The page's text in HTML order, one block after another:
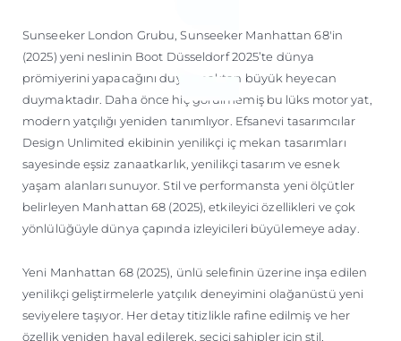
Sunseeker London Grubu, Sunseeker Manhattan 68'in
(2025) yeni neslinin Boot Düsseldorf 2025’te dünya
prömiyerini yapacağını duyurmaktan büyük heyecan
duymaktadır. Daha önce hiç görülmemiş bu lüks motor yat,
modern yatçılığı yeniden tanımlıyor. Efsanevi tasarımcılar
Design Unlimited ekibinin yenilikçi iç mekan tasarımları
sayesinde eşsiz zanaatkarlık, yenilikçi tasarım ve esnek
yaşam alanları sunuyor. Stil ve performansta yeni ölçütler
belirleyen Manhattan 68 (2025), etkileyici özellikleri ve çok
yönlülüğüyle dünya çapında izleyicileri büyülemeye aday.
Yeni Manhattan 68 (2025), ünlü selefinin üzerine inşa edilen
yenilikçi geliştirmelerle yatçılık deneyimini olağanüstü yeni
seviyelere taşıyor. Her detay titizlikle rafine edilmiş ve her
özellik yeniden hayal edilerek, seçici sahipler için stil,